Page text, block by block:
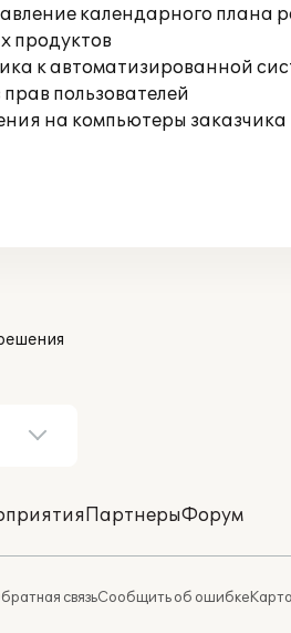
календарного плана
продуктов
к автоматизированной
пользователей
на компьютеры заказчика
ПартнерыФорум
связьСообщить об ошибке